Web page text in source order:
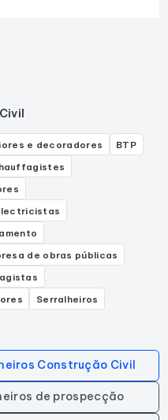
e decoradores
BTP
de obras públicas
Serralheiros
Construção Civil
de prospecção